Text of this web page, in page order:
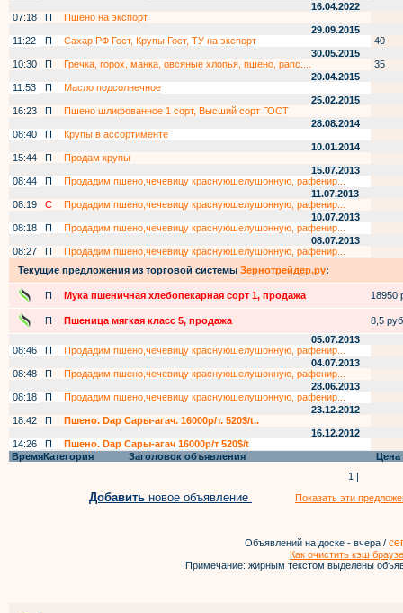
16.04.2022
07:18
П
Пшено на экспорт
29.09.2015
11:22
П Сахар РФ Гост, Крупы Гост, ТУ на экспорт
40
30.05.2015
10:30
П Гречка, горох, манка, овсяные хлопья, пшено, рапс....
35
20.04.2015
11:53
П
Масло подсолнечное
25.02.2015
16:23
П
Пшено шлифованное 1 сорт, Высший сорт ГОСТ
28.08.2014
08:40
П
Крупы в ассортименте
10.01.2014
15:44
П
Продам крупы
15.07.2013
08:44
П
Продадим пшено,чечевицу краснуюшелушонную, рафенир...
11.07.2013
08:19
С
Продадим пшено,чечевицу краснуюшелушонную, рафенир...
10.07.2013
08:18
П
Продадим пшено,чечевицу краснуюшелушонную, рафенир...
08.07.2013
08:27
П
Продадим пшено,чечевицу краснуюшелушонную, рафенир...
Текущие предложения из торговой системы Зернотрейдер.ру:
П Мука пшеничная хлебопекарная сорт 1, продажа 18950
П Пшеница мягкая класс 5, продажа
8,5
05.07.2013
08:46
П
Продадим пшено,чечевицу краснуюшелушонную, рафенир...
04.07.2013
08:48
П
Продадим пшено,чечевицу краснуюшелушонную, рафенир...
28.06.2013
08:18
П
Продадим пшено,чечевицу краснуюшелушонную, рафенир...
23.12.2012
18:42
П
Пшено. Dap Сары-агач. 16000р/т. 520$/t..
16.12.2012
14:26
П
Пшено. Dap Сары-агач 16000р/т 520$/t
ВремяКатегория Заголовок объявления
Цена
1 |
Добавить новое объявление Показать эти
Объявлений на доске - вчера /
Как очистить кэш
Примечание: жирным текстом выделены